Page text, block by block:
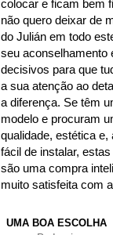
colocar e ficam bem
não quero deixar de
do Julián em todo
seu aconselhamento
decisivos para que
a sua atenção ao
a diferença. Se têm
modelo e procuram
qualidade, estética e,
fácil de instalar,
são uma compra
muito satisfeita com
UMA BOA ESCOLHA